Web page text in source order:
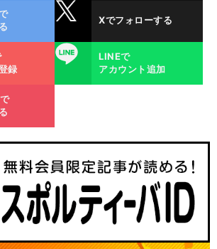
Xでフォローする
録
LINE
LINEで
アカウント追加